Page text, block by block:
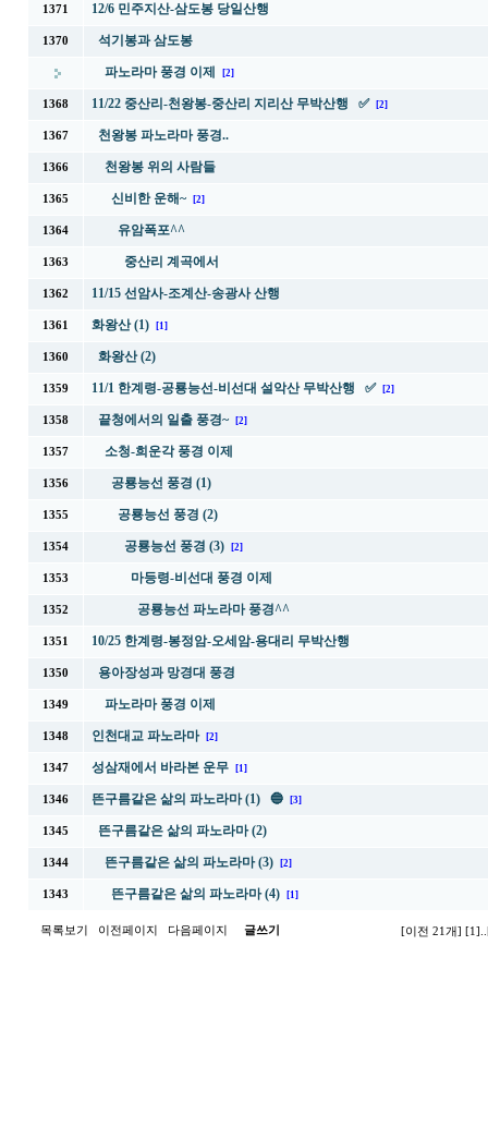
1371 12/6 민주지산-삼도봉 당일산행
1370 석기봉과 삼도봉
파노라마 풍경 이제 [2]
1368 11/22 중산리-천왕봉-중산리 지리산 무박산행 ✅ [2]
1367 천왕봉 파노라마 풍경..
1366 천왕봉 위의 사람들
1365 신비한 운해~ [2]
1364 유암폭포^^
1363 중산리 계곡에서
1362 11/15 선암사-조계산-송광사 산행
1361 화왕산 (1) [1]
1360 화왕산 (2)
1359 11/1 한계령-공룡능선-비선대 설악산 무박산행 ✅ [2]
1358 끝청에서의 일출 풍경~ [2]
1357 소청-희운각 풍경 이제
1356 공룡능선 풍경 (1)
1355 공룡능선 풍경 (2)
1354 공룡능선 풍경 (3) [2]
1353 마등령-비선대 풍경 이제
1352 공룡능선 파노라마 풍경^^
1351 10/25 한계령-봉정암-오세암-용대리 무박산행
1350 용아장성과 망경대 풍경
1349 파노라마 풍경 이제
1348 인천대교 파노라마 [2]
1347 성삼재에서 바라본 운무 [1]
1346 뜬구름같은 삶의 파노라마 (1) 🔵 [3]
1345 뜬구름같은 삶의 파노라마 (2)
1344 뜬구름같은 삶의 파노라마 (3) [2]
1343 뜬구름같은 삶의 파노라마 (4) [1]
목록보기 이전페이지 다음페이지 글쓰기 [이전 21개] [1]